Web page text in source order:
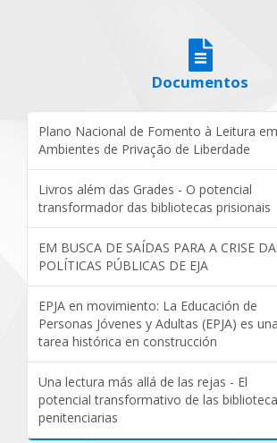
Documentos
Plano Nacional de Fomento à Leitura em
Ambientes de Privação de Liberdade
Livros além das Grades - O potencial
transformador das bibliotecas prisionais
EM BUSCA DE SAÍDAS PARA A CRISE
POLÍTICAS PÚBLICAS DE EJA
EPJA en movimiento: La Educación de
Personas Jóvenes y Adultas (EPJA) es una
tarea histórica en construcción
Una lectura más allá de las rejas - El
potencial transformativo de las
penitenciarias